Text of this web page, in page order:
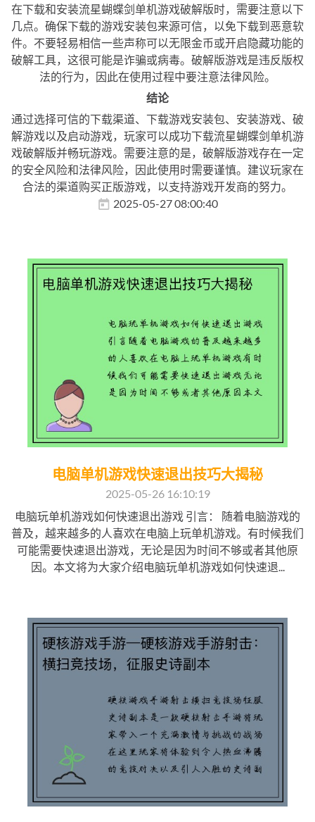
在下载和安装流星蝴蝶剑单机游戏破解版时，需要注意以下
几点。确保下载的游戏安装包来源可信，以免下载到恶意软
件。不要轻易相信一些声称可以无限金币或开启隐藏功能的
破解工具，这很可能是诈骗或病毒。破解版游戏是违反版权
法的行为，因此在使用过程中要注意法律风险。
结论
通过选择可信的下载渠道、下载游戏安装包、安装游戏、破
解游戏以及启动游戏，玩家可以成功下载流星蝴蝶剑单机游
戏破解版并畅玩游戏。需要注意的是，破解版游戏存在一定
的安全风险和法律风险，因此使用时需要谨慎。建议玩家在
合法的渠道购买正版游戏，以支持游戏开发商的努力。
2025-05-27 08:00:40
电脑单机游戏快速退出技巧大揭秘
2025-05-26 16:10:19
电脑玩单机游戏如何快速退出游戏 引言： 随着电脑游戏的
普及，越来越多的人喜欢在电脑上玩单机游戏。有时候我们
可能需要快速退出游戏，无论是因为时间不够或者其他原
因。本文将为大家介绍电脑玩单机游戏如何快速退...